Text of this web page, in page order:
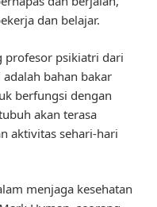
dan belajar.
profesor psikiatri dari
adalah bahan bakar
berfungsi dengan
akan terasa
aktivitas sehari-hari
menjaga kesehatan